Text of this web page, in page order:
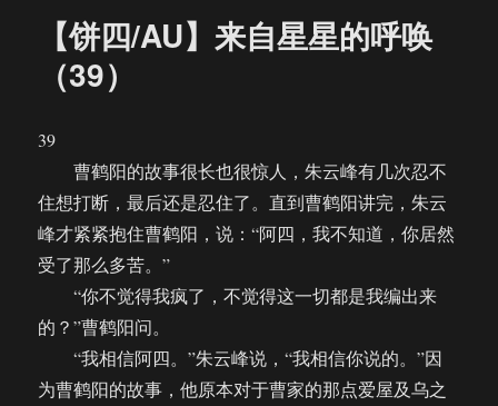
自
（40）
【饼四/AU】来自星星的呼唤
（39）
39
曹鹤阳的故事很长也很惊人，朱云峰有几次忍不
住想打断，最后还是忍住了。直到曹鹤阳讲完，朱云
峰才紧紧抱住曹鹤阳，说：“阿四，我不知道，你居然
受了那么多苦。”
“你不觉得我疯了，不觉得这一切都是我编出来
的？”曹鹤阳问。
“我相信阿四。”朱云峰说，“我相信你说的。”因
为曹鹤阳的故事，他原本对于曹家的那点爱屋及乌之